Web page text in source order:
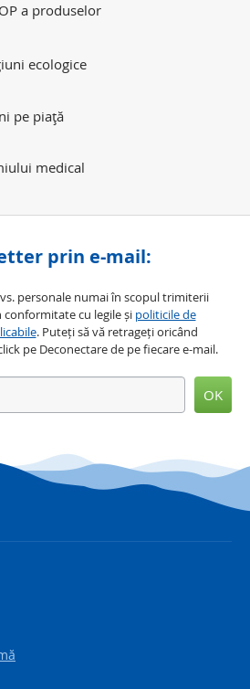
a produselor
ecologice
pe piaţă
medical
prin e-mail:
personale numai în scopul trimiterii
cu legile și politicile de
. Puteți să vă retrageți oricând
pe Deconectare de pe fiecare e-mail.
OK